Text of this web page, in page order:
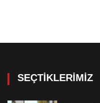
SEÇTIKLERIMIZ